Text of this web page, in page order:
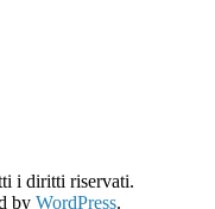
i diritti riservati.
by WordPress.